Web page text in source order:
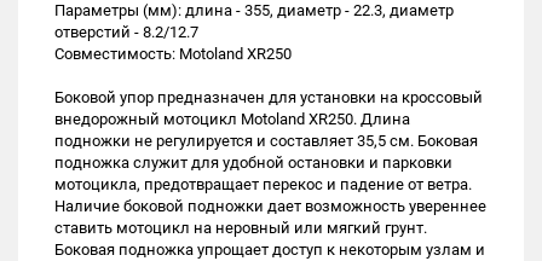
Параметры (мм): длина - 355, диаметр - 22.3, диаметр
отверстий - 8.2/12.7
Совместимость: Motoland XR250
Боковой упор предназначен для установки на кроссовый
внедорожный мотоцикл Motoland XR250. Длина
подножки не регулируется и составляет 35,5 см. Боковая
подножка служит для удобной остановки и парковки
мотоцикла, предотвращает перекос и падение от ветра.
Наличие боковой подножки дает возможность увереннее
ставить мотоцикл на неровный или мягкий грунт.
Боковая подножка упрощает доступ к некоторым узлам и